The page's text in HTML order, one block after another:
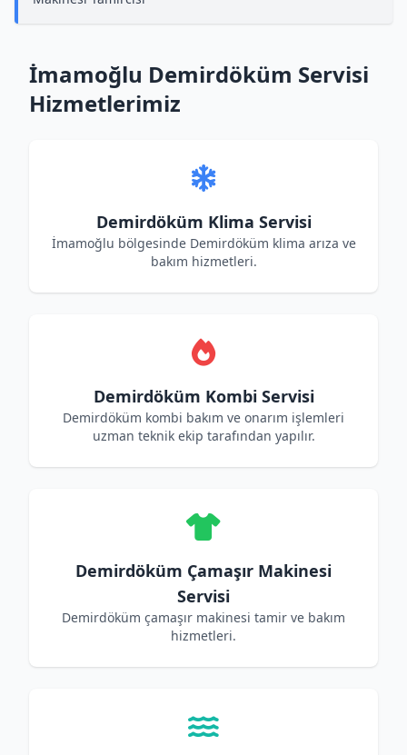
İmamoğlu Demirdöküm Servisi
Hizmetlerimiz
Demirdöküm Klima Servisi
İmamoğlu bölgesinde Demirdöküm klima arıza ve
bakım hizmetleri.
Demirdöküm Kombi Servisi
Demirdöküm kombi bakım ve onarım işlemleri
uzman teknik ekip tarafından yapılır.
Demirdöküm Çamaşır Makinesi
Servisi
Demirdöküm çamaşır makinesi tamir ve bakım
hizmetleri.